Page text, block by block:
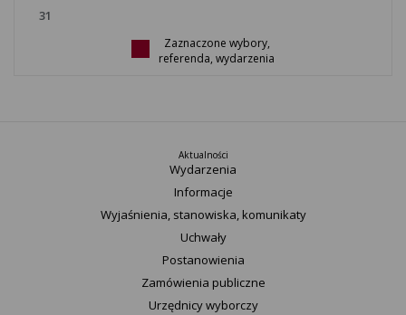
31
Zaznaczone wybory,
referenda, wydarzenia
Aktualności
Wydarzenia
Informacje
Wyjaśnienia, stanowiska, komunikaty
Uchwały
Postanowienia
Zamówienia publiczne
Urzędnicy wyborczy